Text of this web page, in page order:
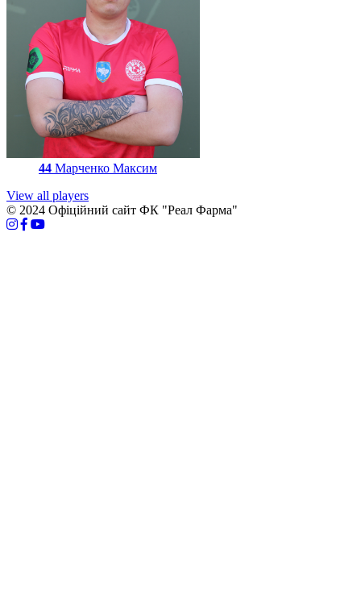
44 Марченко Максим
View all players
© 2024 Офіційний сайт ФК "Реал Фарма"